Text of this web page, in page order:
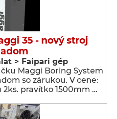
35 - nový stroj
> Faipari gép
Maggi Boring System
so zárukou. V cene:
pravítko 1500mm …